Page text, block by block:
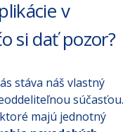
v
si dať pozor?
stáva náš vlastný
súčasťou.
majú jednotný